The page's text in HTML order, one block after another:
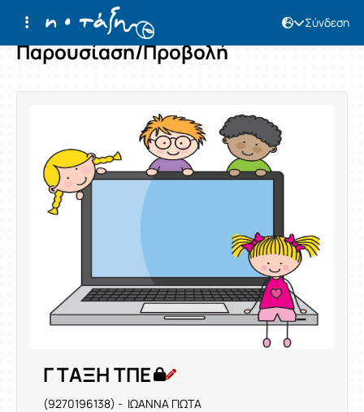
Σύνδεση
Παρουσίαση/Προβολή
Γ ΤΑΞΗ ΤΠΕ
(9270196138) - ΙΩΑΝΝΑ ΓΙΩΤΑ